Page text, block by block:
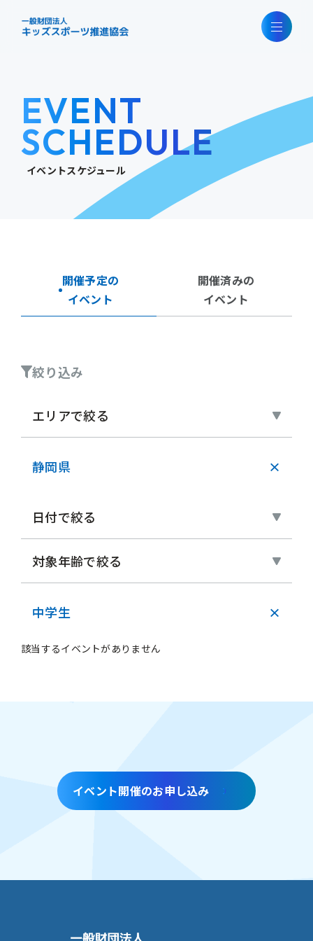
EVENT
SCHEDULE
イベントスケジュール
開催予定の
イベント
開催済みの
イベント
絞り込み
エリアで絞る
静岡県 ×
日付で絞る
対象年齢で絞る
中学生 ×
該当するイベントがありません
イベント開催のお申し込み